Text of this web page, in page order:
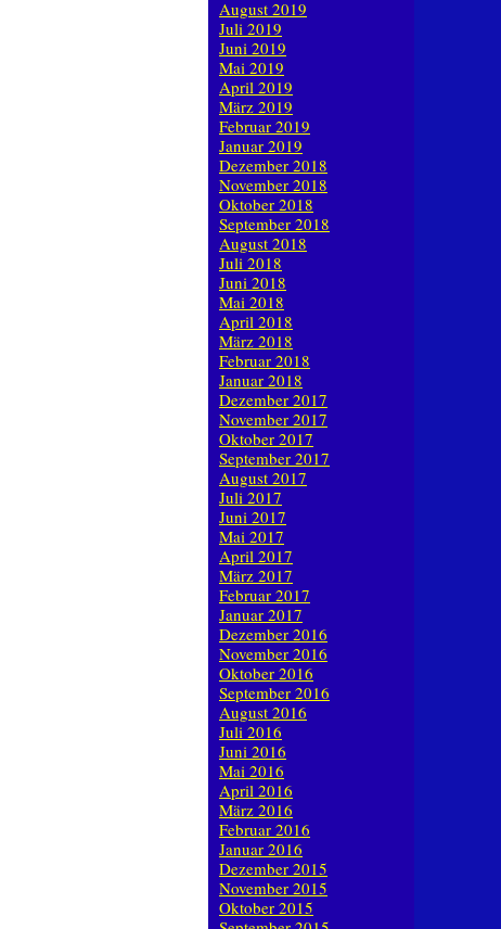
August 2019
Juli 2019
Juni 2019
Mai 2019
April 2019
März 2019
Februar 2019
Januar 2019
Dezember 2018
November 2018
Oktober 2018
September 2018
August 2018
Juli 2018
Juni 2018
Mai 2018
April 2018
März 2018
Februar 2018
Januar 2018
Dezember 2017
November 2017
Oktober 2017
September 2017
August 2017
Juli 2017
Juni 2017
Mai 2017
April 2017
März 2017
Februar 2017
Januar 2017
Dezember 2016
November 2016
Oktober 2016
September 2016
August 2016
Juli 2016
Juni 2016
Mai 2016
April 2016
März 2016
Februar 2016
Januar 2016
Dezember 2015
November 2015
Oktober 2015